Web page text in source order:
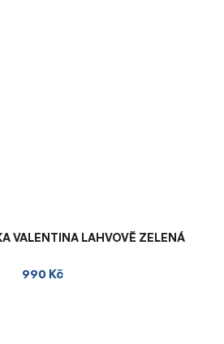
VALENTINA LAHVOVĚ ZELENÁ
990 Kč